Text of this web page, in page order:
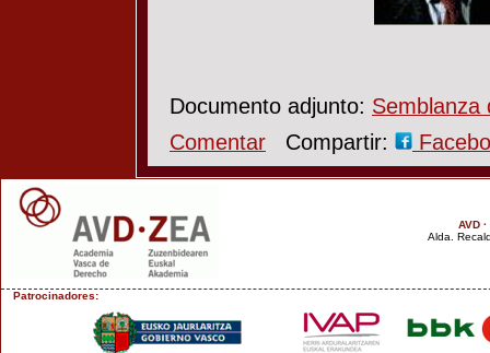
Documento adjunto: Semblanza
Comentar
Compartir:
AVD
Alda.
Patrocinadores: